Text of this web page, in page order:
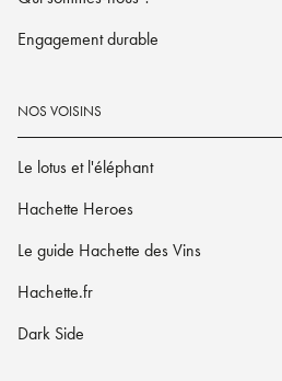
Engagement durable
NOS VOISINS
Le lotus et l'éléphant
Hachette Heroes
Le guide Hachette des Vins
Hachette.fr
Dark Side